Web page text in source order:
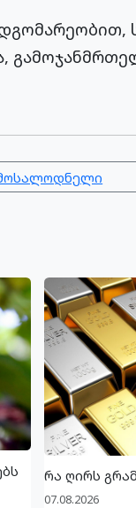
მოსალოდნელი
რა ღირს
07.08.2026